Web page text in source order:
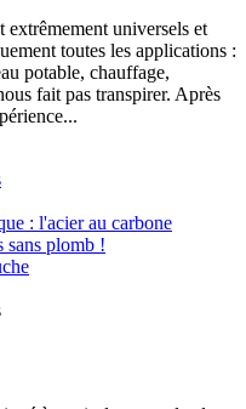
extrêmement universels et
toutes les applications :
potable, chauffage,
fait pas transpirer. Après
: l'acier au carbone
sans plomb !